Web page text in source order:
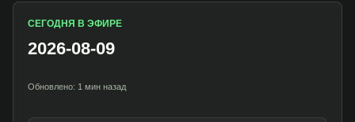
СЕГОДНЯ В ЭФИРЕ
2026-08-09
Обновлено: 1 мин назад